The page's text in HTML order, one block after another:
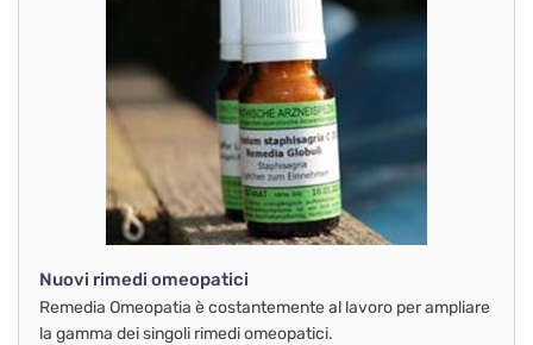
Nuovi rimedi omeopatici
Remedia Omeopatia è costantemente al lavoro per ampliare
la gamma dei singoli rimedi omeopatici.